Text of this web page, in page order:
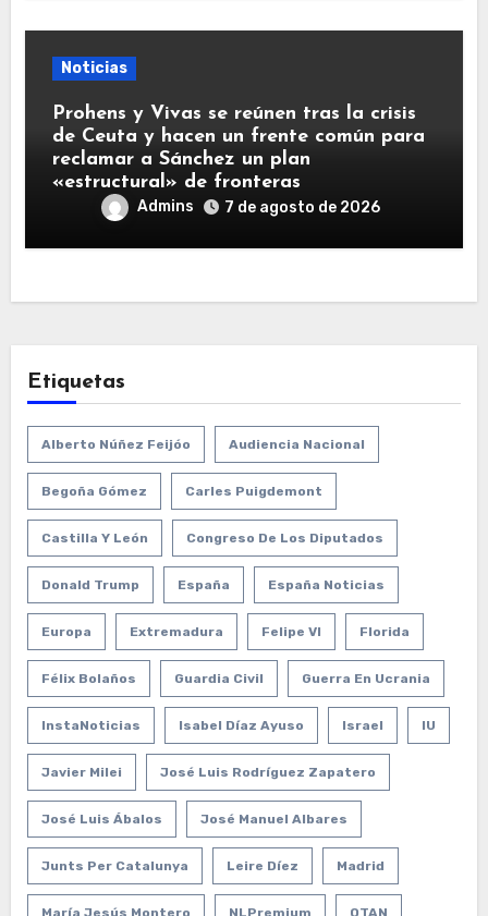
Noticias
Prohens y Vivas se reúnen tras la crisis
de Ceuta y hacen un frente común para
reclamar a Sánchez un plan
«estructural» de fronteras
Admins 7 de agosto de 2026
Etiquetas
Alberto Núñez Feijóo Audiencia Nacional
Begoña Gómez Carles Puigdemont
Castilla Y León Congreso De Los Diputados
Donald Trump España España Noticias
Europa Extremadura Felipe VI Florida
Félix Bolaños Guardia Civil Guerra En Ucrania
InstaNoticias Isabel Díaz Ayuso Israel IU
Javier Milei José Luis Rodríguez Zapatero
José Luis Ábalos José Manuel Albares
Junts Per Catalunya Leire Díez Madrid
María Jesús Montero NLPremium OTAN